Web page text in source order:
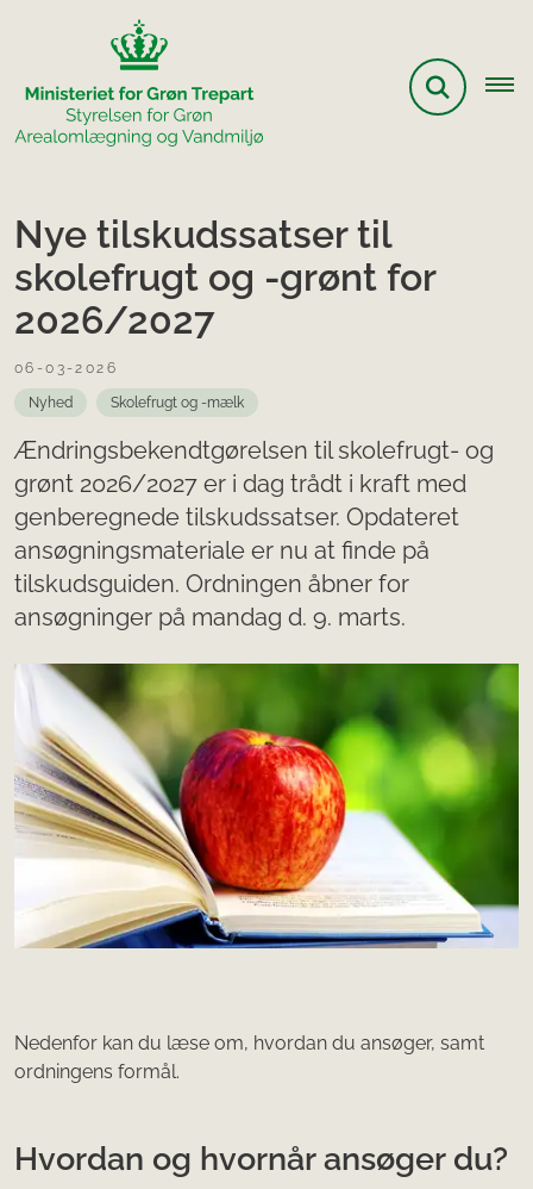
Nye tilskudssatser til
skolefrugt og -grønt for
2026/2027
06-03-2026
Nyhed Skolefrugt og -mælk
Ændringsbekendtgørelsen til skolefrugt- og
grønt 2026/2027 er i dag trådt i kraft med
genberegnede tilskudssatser. Opdateret
ansøgningsmateriale er nu at finde på
tilskudsguiden. Ordningen åbner for
ansøgninger på mandag d. 9. marts.
Nedenfor kan du læse om, hvordan du ansøger, samt
ordningens formål.
Hvordan og hvornår ansøger du?